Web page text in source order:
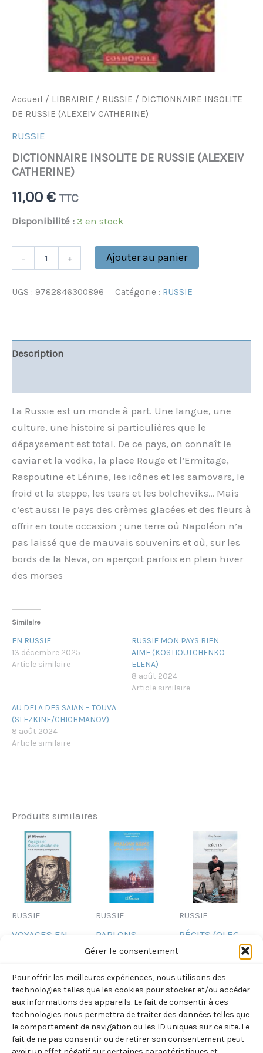
Gérer le consentement
Pour offrir les meilleures expériences, nous utilisons des
technologies telles que les cookies pour stocker et/ou accéder
aux informations des appareils. Le fait de consentir à ces
technologies nous permettra de traiter des données telles que
le comportement de navigation ou les ID uniques sur ce site. Le
fait de ne pas consentir ou de retirer son consentement peut
Accueil / LIBRAIRIE / RUSSIE / DICTIONNAIRE INSOLITE
DE RUSSIE (ALEXEIV CATHERINE)
RUSSIE
DICTIONNAIRE INSOLITE DE RUSSIE (ALEXEIV
CATHERINE)
11,00 € TTC
Disponibilité : 3 en stock
- + Ajouter au panier
UGS : 9782846300896 Catégorie : RUSSIE
Description
La Russie est un monde à part. Une langue, une
culture, une histoire si particulières que le
dépaysement est total. De ce pays, on connaît le
caviar et la vodka, la place Rouge et l’Ermitage,
Raspoutine et Lénine, les icônes et les samovars, le
froid et la steppe, les tsars et les bolcheviks… Mais
c’est aussi le pays des crèmes glacées et des fleurs à
offrir en toute occasion ; une terre où Napoléon n’a
pas laissé que de mauvais souvenirs et où, sur les
bords de la Neva, on aperçoit parfois en plein hiver
des morses
Similaire
EN RUSSIE
13 décembre 2025
Article similaire
RUSSIE MON PAYS BIEN
AIME (KOSTIOUTCHENKO
ELENA)
8 août 2024
Article similaire
AU DELA DES SAIAN – TOUVA
(SLEZKINE/CHICHMANOV)
8 août 2024
Article similaire
Produits similaires
RUSSIE
VOYAGES EN
VIE ET MORT DE
QUATRE
OPPOSANTS
(SILBERSTEIN)
RUSSIE
PARLONS
RUSSE – UNE
APPROCHE
(SAKHNO /
CHICOUENE)
35,00 TTC
RUSSIE
RÉCITS (OLEG
Ajouter
au
panier